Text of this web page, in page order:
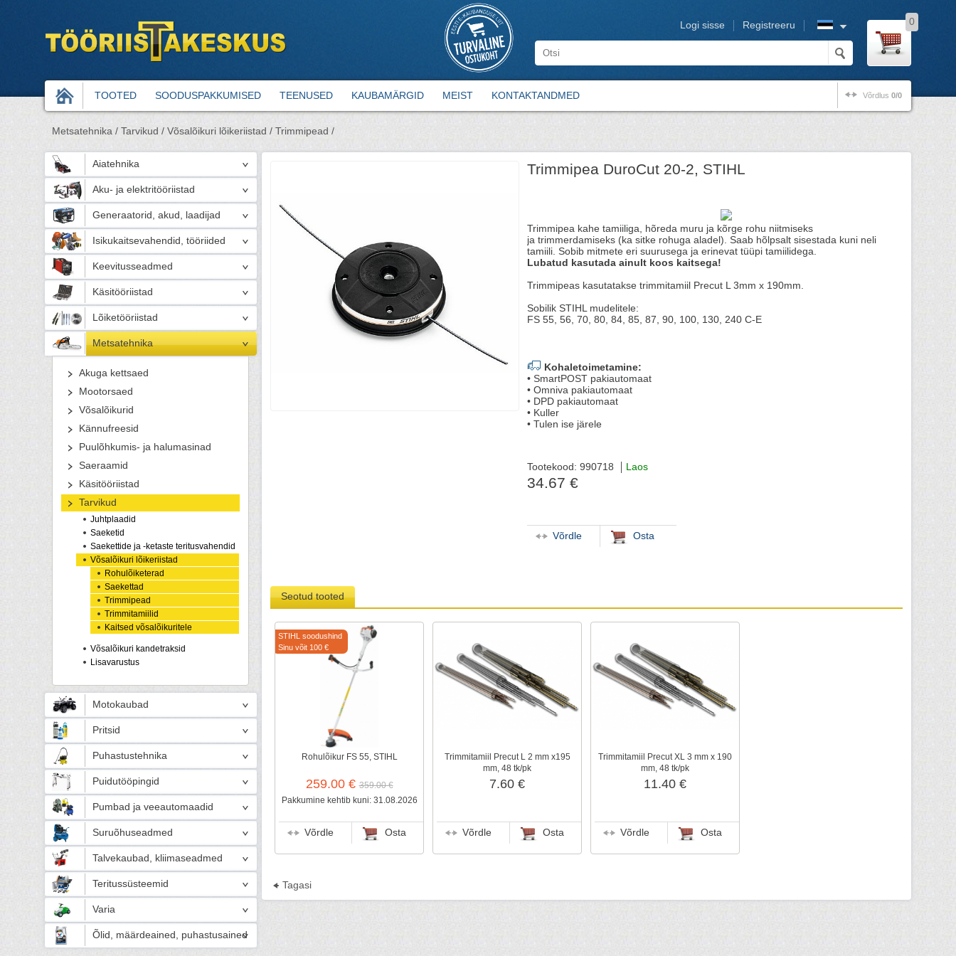
Registreeru
Logi sisse 0
TOOTED SOODUSPAKKUMISED TEENUSED KAUBAMÄRGID MEIST KONTAKTANDMED Võrdlus 0/0
Metsatehnika / Tarvikud / Võsalõikuri lõikeriistad / Trimmipead /
Aiatehnika
Aku- ja elektritööriistad
Generaatorid, akud, laadijad
Isikukaitsevahendid, tööriided
Keevitusseadmed
Käsitööriistad
Lõiketööriistad
Metsatehnika
Akuga kettsaed
Mootorsaed
Võsalõikurid
Kännufreesid
Puulõhkumis- ja halumasinad
Saeraamid
Käsitööriistad
Tarvikud
Juhtplaadid
Saeketid
Saekettide ja -ketaste teritusvahendid
Võsalõikuri lõikeriistad
Rohulõiketerad
Saekettad
Trimmipead
Trimmitamiilid
Kaitsed võsalõikuritele
Võsalõikuri kandetraksid
Lisavarustus
Motokaubad
Pritsid
Puhastustehnika
Puidutööpingid
Pumbad ja veeautomaadid
Suruõhuseadmed
Talvekaubad, kliimaseadmed
Teritussüsteemid
Varia
Õlid, määrdeained, puhastusained
Trimmipea DuroCut 20-2, STIHL
Trimmipea kahe tamiiliga, hõreda muru ja kõrge rohu niitmiseks
ja trimmerdamiseks (ka sitke rohuga aladel). Saab hõlpsalt sisestada kuni neli
tamiili. Sobib mitmete eri suurusega ja erinevat tüüpi tamiilidega.
Lubatud kasutada ainult koos kaitsega!
Trimmipeas kasutatakse trimmitamiil Precut L 3mm x 190mm.
Sobilik STIHL mudelitele:
FS 55, 56, 70, 80, 84, 85, 87, 90, 100, 130, 240 C-E
Kohaletoimetamine:
• SmartPOST pakiautomaat
• Omniva pakiautomaat
• DPD pakiautomaat
• Kuller
• Tulen ise järele
Tootekood: 990718 Laos
34.67 €
Võrdle Osta
Seotud tooted
STIHL soodushind
Sinu võit 100 €
Rohulõikur FS 55, STIHL
259.00 €359.00 €
Pakkumine kehtib kuni: 31.08.2026
Võrdle Osta
Trimmitamiil Precut L 2 mm x195
mm, 48 tk/pk
7.60 €
Võrdle Osta
Trimmitamiil Precut XL 3 mm x 190
mm, 48 tk/pk
11.40 €
Võrdle Osta
Tagasi